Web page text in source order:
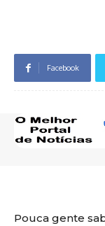
Facebook
Pouca gente